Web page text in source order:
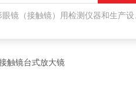
触镜）用检测仪器和生产设备，人工晶状体（IOL/ICL）用检测仪器和生产设备，眼镜产品检测仪器，水气处理环保设备
触镜台式放大镜